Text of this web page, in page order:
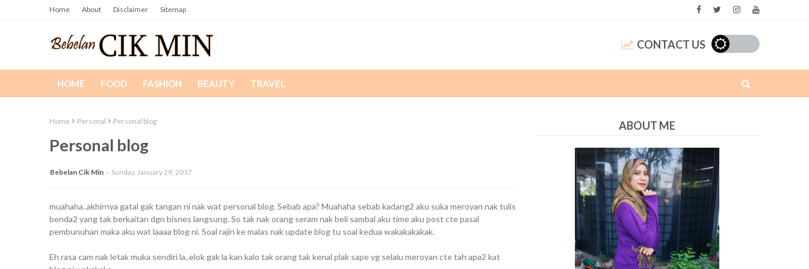
Home About Disclaimer Sitemap
CONTACT US
HOME FOOD FASHION BEAUTY TRAVEL
Home Personal Personal blog
Personal blog
Bebelan Cik Min Sunday, January 29, 2017
muahaha..akhirnya gatal gak tangan ni nak wat personal blog. Sebab apa? Muahaha sebab kadang2 aku suka meroyan nak tulis
benda2 yang tak berkaitan dgn bisnes langsung. So tak nak orang seram nak beli sambal aku time aku post cte pasal
pembunuhan maka aku wat laaaa blog ni. Soal rajin ke malas nak update blog tu soal kedua wakakakakak.
Eh rasa cam nak letak muka sendiri la..elok gak la kan kalo tak orang tak kenal plak sape yg selalu meroyan cte tah apa2 kat
ABOUT ME